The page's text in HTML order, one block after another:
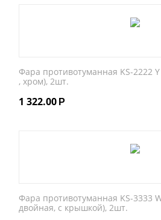
Фара противотуманная KS-2222
, хром), 2шт.
1 322.00 Р
Фара противотуманная KS-3333
двойная, с крышкой), 2шт.